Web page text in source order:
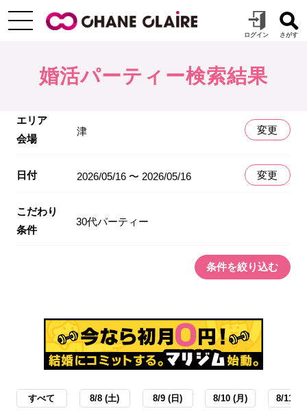
婚活パーティー検索結果
エリア
会場
津 変更
日付 2026/05/16 〜 2026/05/16 変更
こだわり
条件
30代パーティー
条件を絞り込む
すべて 8/8 (土) 8/9 (日) 8/10 (月) 8/11 (